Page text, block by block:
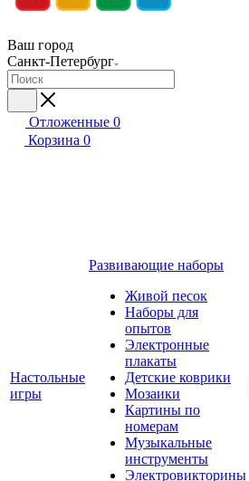
Ваш город
Санкт-Петербург
Отложенные 0
Корзина 0
Настольные
игры
Развивающие наборы
Живой песок
Наборы для
опытов
Электронные
плакаты
Детские коврики
Мозаики
Картины по
номерам
Музыкальные
инструменты
Электровикторины